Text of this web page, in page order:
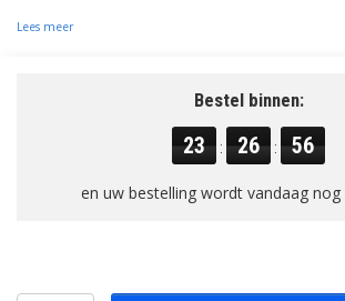
Lees meer
Bestel binnen:
23 : 26 : 56
en uw bestelling wordt vandaag nog